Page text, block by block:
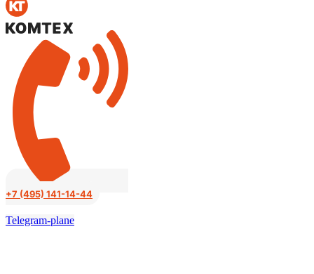
к
содержимому
+7 (495) 141-14-44
Telegram-plane